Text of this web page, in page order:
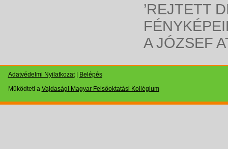
’REJTETT
A JÓZSEF
Adatvédelmi Nyilatkozat| Belépés
Működteti a Vajdasági Magyar Felsőoktatási Kollégium